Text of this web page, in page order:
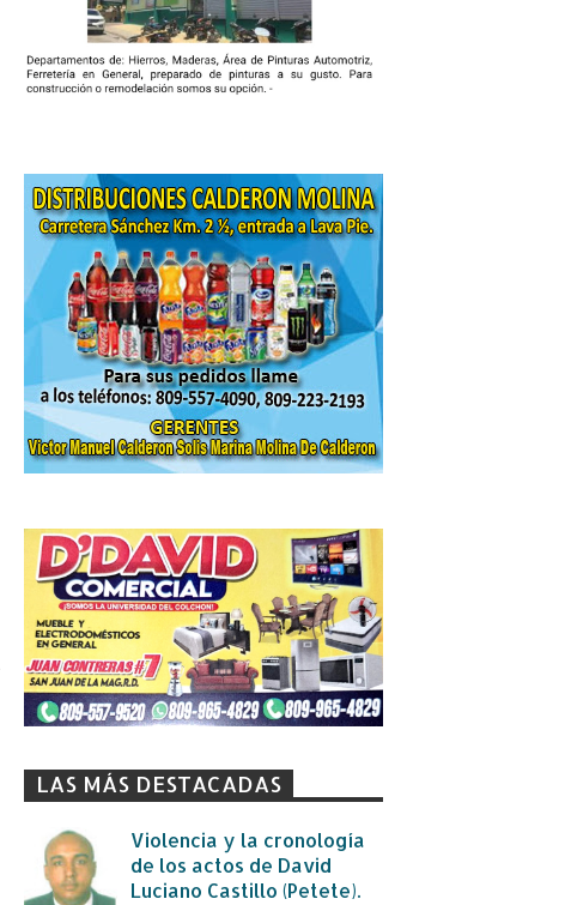
LAS MÁS DESTACADAS
Violencia y la cronología
de los actos de David
Luciano Castillo (Petete).